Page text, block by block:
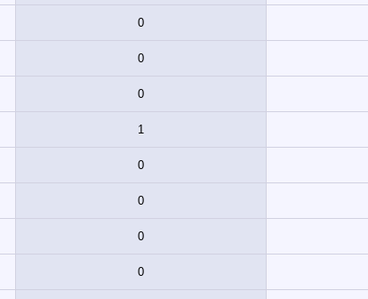
0
0
0
1
0
0
0
0